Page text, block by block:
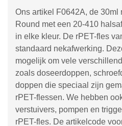
Ons artikel F0642A, de 30ml
Round met een 20-410
in elke kleur. De rPET-fles
standaard nekafwerking.
mogelijk om vele
zoals doseerdoppen,
doppen die speciaal zijn
rPET-flessen. We hebben
verstuivers, pompen en
rPET-fles. De artikelcode